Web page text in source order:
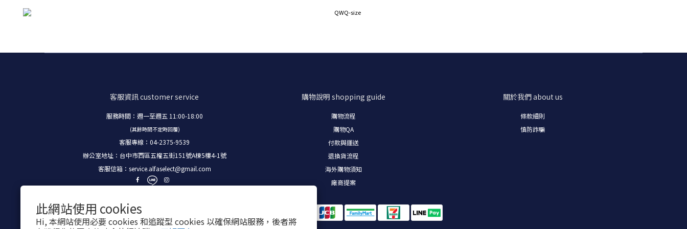
此網站使用 cookies
Hi, 本網站使用必要 cookies 和追蹤型 cookies 以確保網站服務，後者將
客服資訊customer service
服務時間：週一至週五 11:00-18:00
(其餘時間不定時回覆)
客服專線：04-2375-9539
辦公室地址：台中市西區五權五街151號A棟5樓4-1號
客服信箱： service.alfaselect@gmail.com
購物說明 shopping guide
購物流程
購物QA
付款與運送
退換貨流程
海外購物須知
廠商提案
關於我們about us
條款細則
慎防詐騙